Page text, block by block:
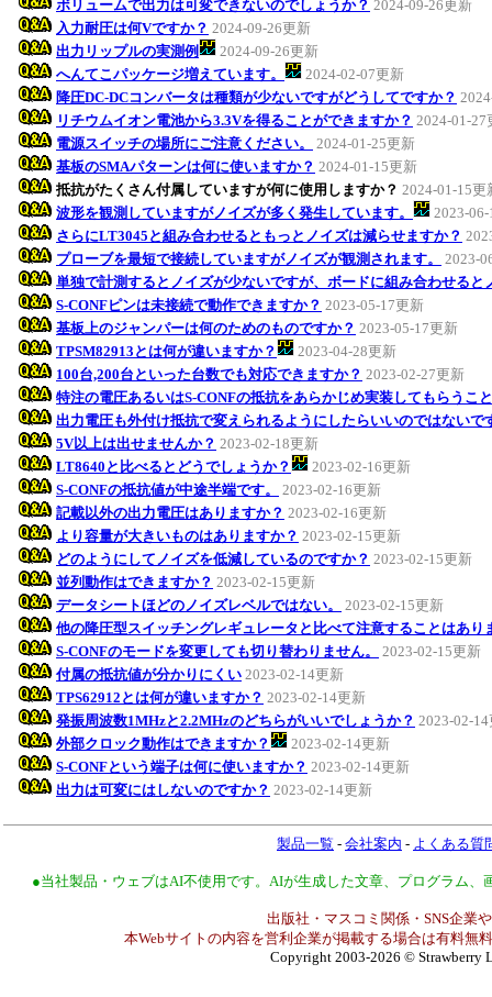
ボリュームで出力は可変できないのでしょうか？ 2024-09-26更新
入力耐圧は何Vですか？ 2024-09-26更新
出力リップルの実測例
2024-09-26更新
へんてこパッケージ増えています。
2024-02-07更新
降圧DC-DCコンバータは種類が少ないですがどうしてですか？
リチウムイオン電池から3.3Vを得ることができますか？ 2024-01-27
電源スイッチの場所にご注意ください。
2024-01-25更新
基板のSMAパターンは何に使いますか？ 2024-01-15更新
抵抗がたくさん付属していますが何に使用しますか？ 2024-01-15更
波形を観測していますがノイズが多く発生しています。
2023-
さらにLT3045と組み合わせるともっとノイズは減らせますか？
プローブを最短で接続していますがノイズが観測されます。
2023-
単独で計測するとノイズが少ないですが、ボードに組み合わせると
S-CONFピンは未接続で動作できますか？ 2023-05-17更新
基板上のジャンパーは何のためのものですか？ 2023-05-17更新
TPSM82913とは何が違いますか？
2023-04-28更新
100台,200台といった台数でも対応できますか？ 2023-02-27更新
特注の電圧あるいはS-CONFの抵抗をあらかじめ実装してもらうこ
出力電圧も外付け抵抗で変えられるようにしたらいいのではないで
5V以上は出せませんか？ 2023-02-18更新
LT8640と比べるとどうでしょうか？
2023-02-16更新
S-CONFの抵抗値が中途半端です。
2023-02-16更新
記載以外の出力電圧はありますか？ 2023-02-16更新
より容量が大きいものはありますか？ 2023-02-15更新
どのようにしてノイズを低減しているのですか？ 2023-02-15更新
並列動作はできますか？ 2023-02-15更新
データシートほどのノイズレベルではない。
2023-02-15更新
他の降圧型スイッチングレギュレータと比べて注意することはあり
S-CONFのモードを変更しても切り替わりません。
2023-02-15更新
付属の抵抗値が分かりにくい 2023-02-14更新
TPS62912とは何が違いますか？ 2023-02-14更新
発振周波数1MHzと2.2MHzのどちらがいいでしょうか？ 2023-02-
外部クロック動作はできますか？
2023-02-14更新
S-CONFという端子は何に使いますか？ 2023-02-14更新
出力は可変にはしないのですか？ 2023-02-14更新
製品一覧 - 会社案内 - よくある質
●当社製品・ウェブはAI不使用です。AIが生成した文章、プログラム
出版社・マスコミ関係・SNS企業
本Webサイトの内容を営利企業が掲載する場合は有料無
Copyright 2003-2026 © Strawberry